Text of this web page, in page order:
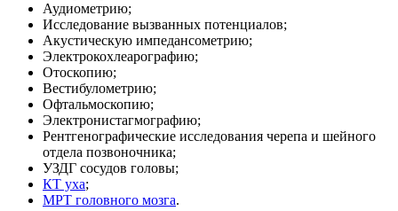
Аудиометрию;
Исследование вызванных потенциалов;
Акустическую импедансометрию;
Электрокохлеарографию;
Отоскопию;
Вестибулометрию;
Офтальмоскопию;
Электронистагмографию;
Рентгенографические исследования черепа и шейного
отдела позвоночника;
УЗДГ сосудов головы;
КТ уха;
МРТ головного мозга.